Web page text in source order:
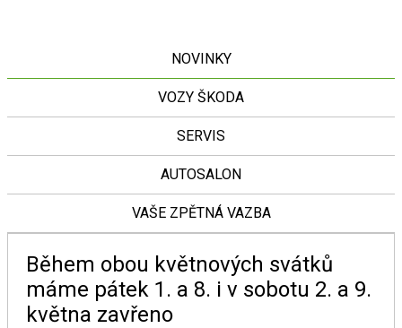
NOVINKY
VOZY ŠKODA
SERVIS
AUTOSALON
VAŠE ZPĚTNÁ VAZBA
Během obou květnových svátků
máme pátek 1. a 8. i v sobotu 2. a 9.
května zavřeno